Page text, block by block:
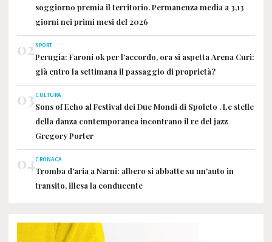
soggiorno premia il territorio. Permanenza media a 3,13
giorni nei primi mesi del 2026
02SPORT
Perugia: Faroni ok per l’accordo, ora si aspetta Arena Curi:
già entro la settimana il passaggio di proprietà?
03CULTURA
Sons of Echo al Festival dei Due Mondi di Spoleto . Le stelle
della danza contemporanea incontrano il re del jazz
Gregory Porter
04CRONACA
Tromba d'aria a Narni: albero si abbatte su un'auto in
transito, illesa la conducente